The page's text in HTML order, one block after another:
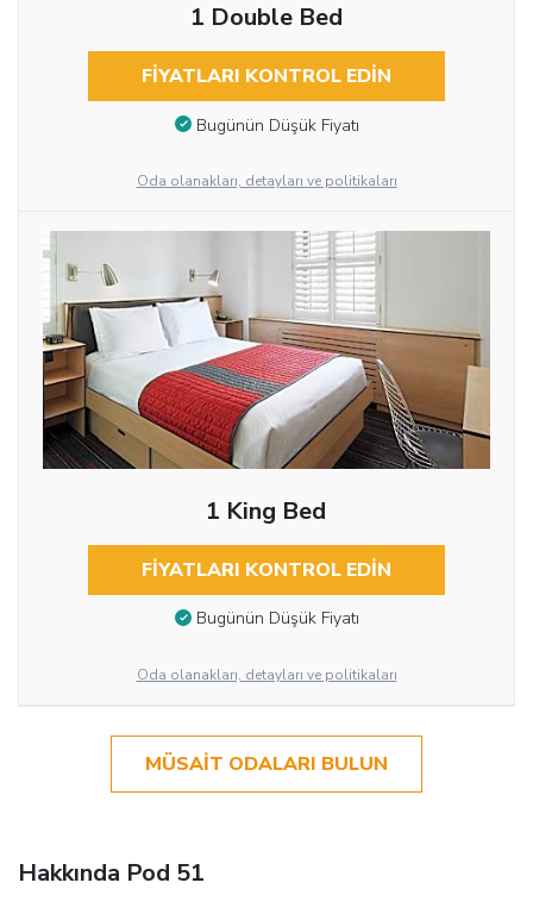
1 Double Bed
FIYATLARI KONTROL EDIN
Bugünün Düşük Fiyatı
Oda olanakları, detayları ve politikaları
1 King Bed
FIYATLARI KONTROL EDIN
Bugünün Düşük Fiyatı
Oda olanakları, detayları ve politikaları
MÜSAIT ODALARI BULUN
Hakkında Pod 51